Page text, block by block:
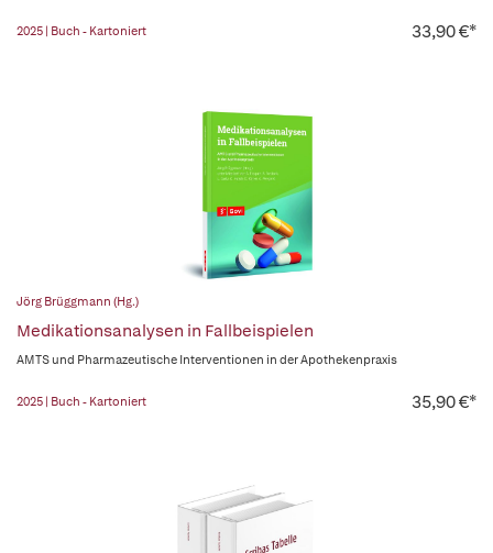
2025 | Buch - Kartoniert 33,90 €*
Jörg Brüggmann (Hg.)
Medikationsanalysen in Fallbeispielen
AMTS und Pharmazeutische Interventionen in der Apothekenpraxis
2025 | Buch - Kartoniert 35,90 €*